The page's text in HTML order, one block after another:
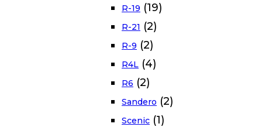
R-19 (19)
R-21 (2)
R-9 (2)
R4L (4)
R6 (2)
Sandero (2)
Scenic (1)